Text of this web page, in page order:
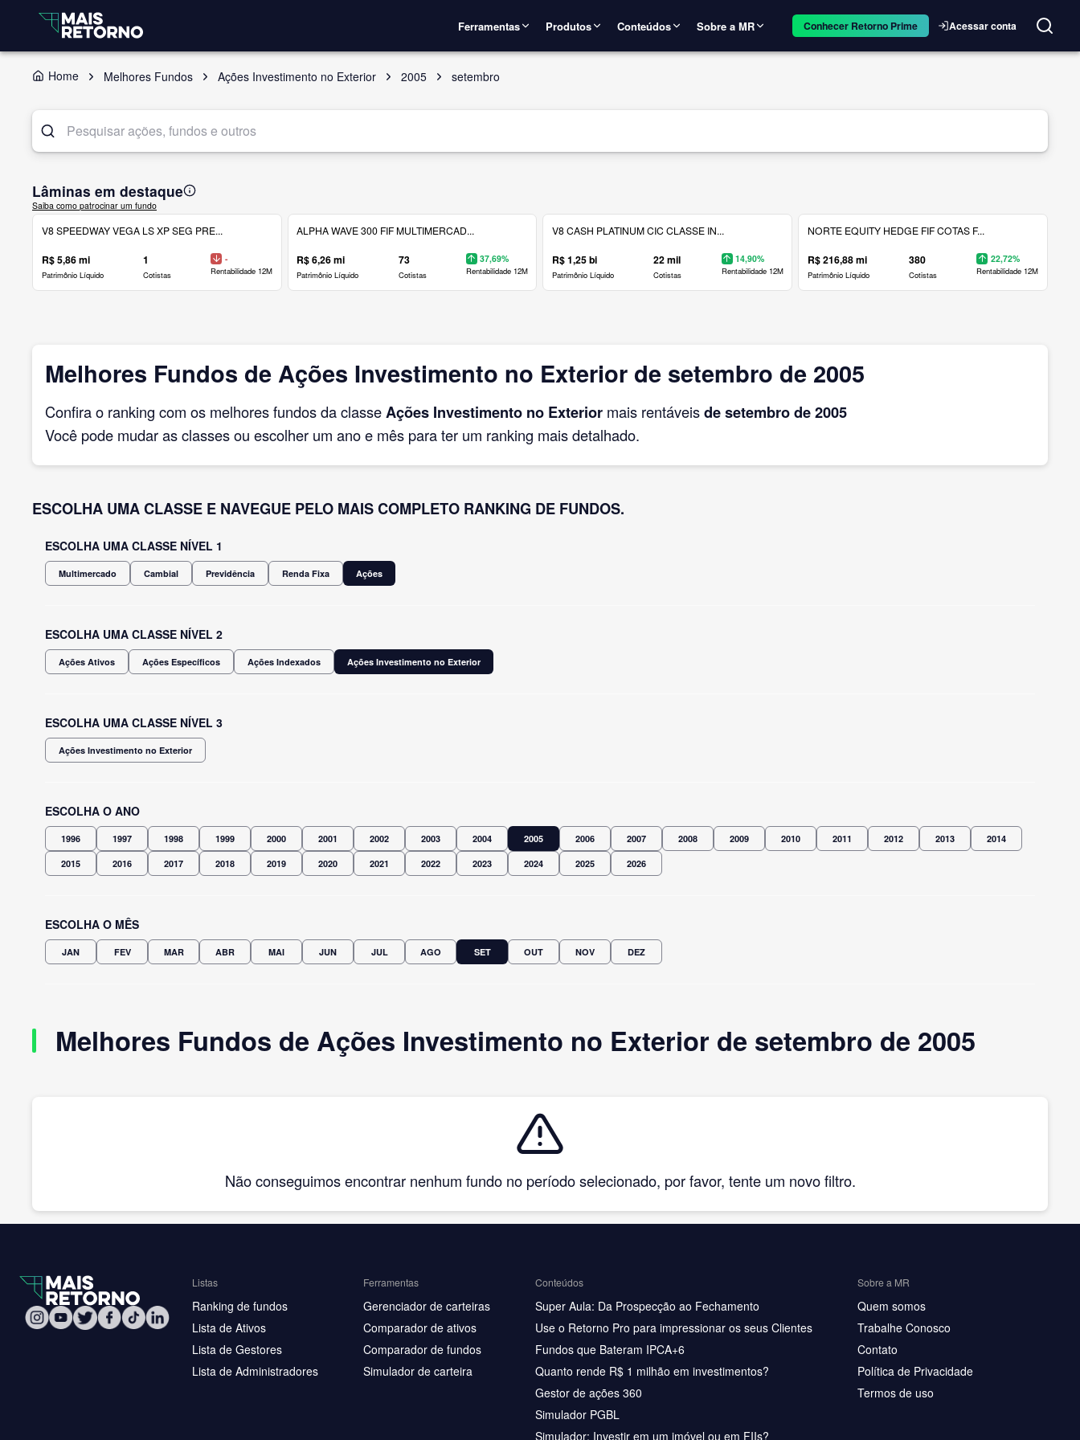
Ferramentas Produtos Conteúdos Sobre a MR Conhecer Retorno Prime Acessar conta
Home Melhores Fundos Ações Investimento no Exterior 2005 setembro
Lâminas em destaque
Saiba como patrocinar um fundo
V8 SPEEDWAY VEGA LS XP SEG PRE...
R$ 5,86 mi
Patrimônio Líquido
1
Cotistas
-
Rentabilidade 12M
ALPHA WAVE 300 FIF MULTIMERCAD...
R$ 6,26 mi
Patrimônio Líquido
73
Cotistas
37,69%
Rentabilidade 12M
V8 CASH PLATINUM CIC CLASSE IN...
R$ 1,25 bi
Patrimônio Líquido
22 mil
Cotistas
14,90%
Rentabilidade 12M
NORTE EQUITY HEDGE FIF COTAS F...
R$ 216,88 mi
Patrimônio Líquido
380
Cotistas
22,72%
Rentabilidade 12M
Melhores Fundos de Ações Investimento no Exterior de setembro de 2005
Confira o ranking com os melhores fundos da classeAções Investimento no Exterior mais rentáveisde setembrode 2005
Você pode mudar as classes ou escolher um ano e mês para ter um ranking mais detalhado.
ESCOLHA UMA CLASSE E NAVEGUE PELO MAIS COMPLETO RANKING DE FUNDOS.
ESCOLHA UMA CLASSE NÍVEL 1
Multimercado Cambial Previdência Renda Fixa Ações
ESCOLHA UMA CLASSE NÍVEL 2
Ações Ativos Ações Específicos Ações Indexados Ações Investimento no Exterior
ESCOLHA UMA CLASSE NÍVEL 3
Ações Investimento no Exterior
ESCOLHA O ANO
1996 1997 1998 1999 2000 2001 2002 2003 2004 2005 2006 2007 2008 2009 2010 2011 2012 2013 2014
2015 2016 2017 2018 2019 2020 2021 2022 2023 2024 2025 2026
ESCOLHA O MÊS
JAN FEV MAR ABR MAI JUN JUL AGO SET OUT NOV DEZ
Melhores Fundos de Ações Investimento no Exterior de setembro de 2005
Não conseguimos encontrar nenhum fundo no período selecionado, por favor, tente um novo filtro.
Listas
Ranking de fundos
Lista de Ativos
Lista de Gestores
Lista de Administradores
Ferramentas
Gerenciador de carteiras
Comparador de ativos
Comparador de fundos
Simulador de carteira
Conteúdos
Super Aula: Da Prospecção ao Fechamento
Use o Retorno Pro para impressionar os seus Clientes
Fundos que Bateram IPCA+6
Quanto rende R$ 1 milhão em investimentos?
Gestor de ações 360
Simulador PGBL
Simulador: Investir em um imóvel ou em FIIs?
Sobre a MR
Quem somos
Trabalhe Conosco
Contato
Política de Privacidade
Termos de uso